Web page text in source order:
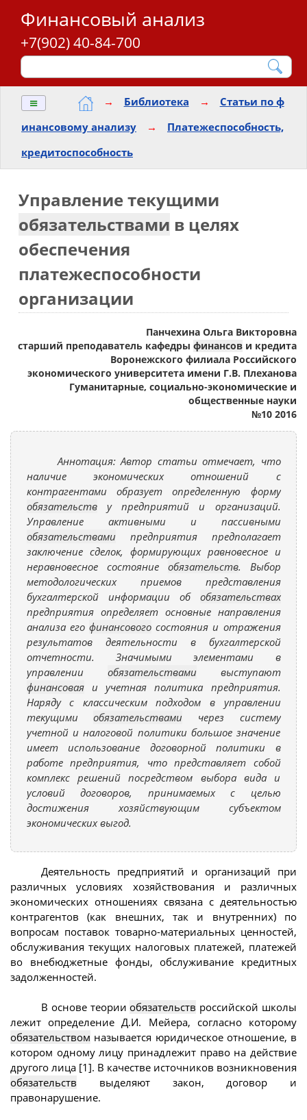
Финансовый анализ
+7(902) 40-84-700
≡ → Библиотека →
Статьи по ф
инансовому анализу
→
Платежеспособность,
кредитоспособность
Управление текущими
обязательствами в целях
обеспечения
платежеспособности
организации
Панчехина Ольга Викторовна
старший преподаватель кафедры финансов и кредита
Воронежского филиала Российского
экономического университета имени Г.В. Плеханова
Гуманитарные, социально-экономические и
общественные науки
№10 2016
Аннотация: Автор статьи отмечает, что
наличие экономических отношений с
контрагентами образует определенную форму
обязательству предприятий и организаций.
Управление активными и пассивными
обязательствами предприятия предполагает
заключение сделок, формирующих равновесное и
неравновесное состояние обязательств. Выбор
методологических приемов представления
бухгалтерской информации об обязательствах
предприятия определяет основные направления
анализа его финансовогосостояния и отражения
результатов деятельности в бухгалтерской
отчетности. Значимыми элементами в
управлении обязательствами выступают
финансоваяи учетная политика предприятия.
Наряду с классическим подходом в управлении
текущимиобязательствами через систему
учетной и налоговой политики большое значение
имеет использование договорной политики в
работе предприятия, что представляет собой
комплекс решений посредством выбора вида и
условий договоров, принимаемых с целью
достижения хозяйствующим субъектом
экономических выгод.
Деятельность предприятий и организаций при
различных условиях хозяйствования и различных
экономических отношениях связана с деятельностью
контрагентов (как внешних, так и внутренних) по
вопросам поставок товарно-материальных ценностей,
обслуживания текущих налоговых платежей, платежей
во внебюджетные фонды, обслуживание кредитных
задолженностей.
В основе теорииобязательств российской школы
лежит определение Д.И. Мейера, согласно которому
обязательством называется юридическое отношение, в
котором одному лицу принадлежит право на действие
другого лица [1]. В качестве источников возникновения
обязательств выделяют закон, договор и
правонарушение.